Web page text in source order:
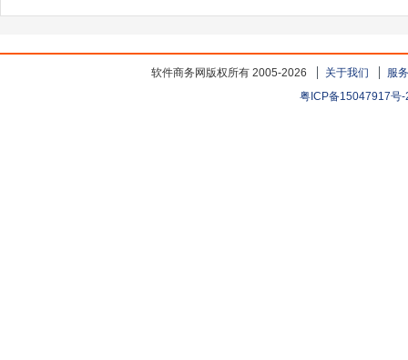
软件商务网版权所有 2005-2026 关于我们
服
粤ICP备15047917号-